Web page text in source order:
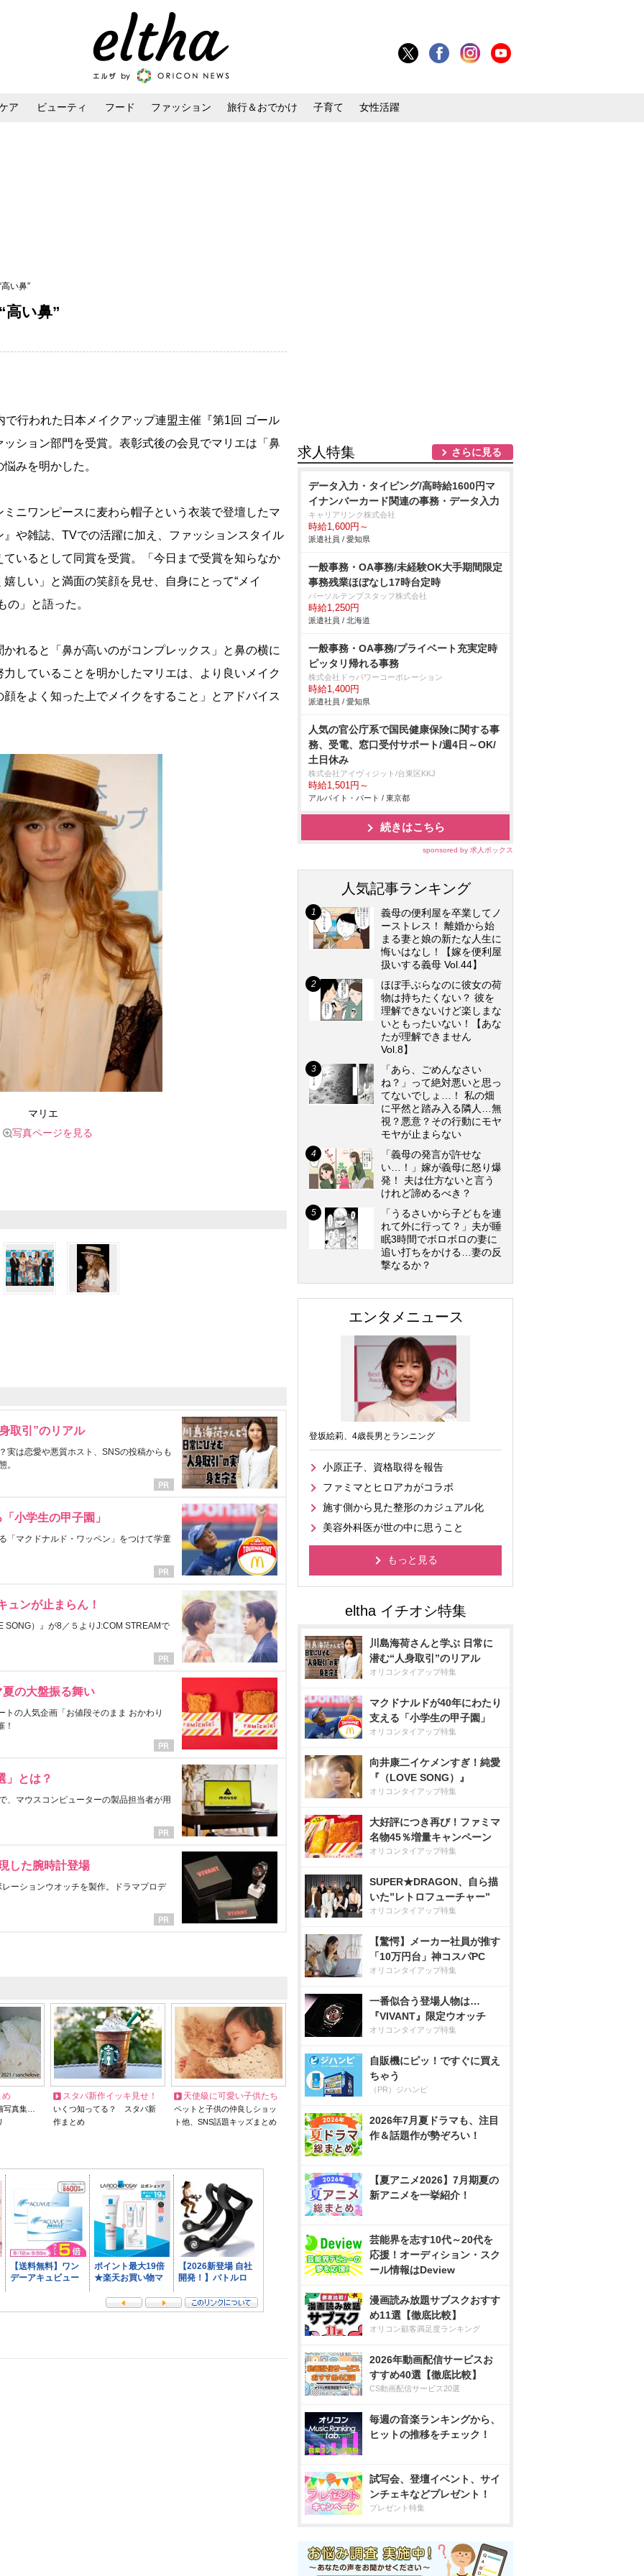
ア ビューティ フード ファッション 旅行＆おでかけ 子育て 女性活躍
い鼻”
い鼻”
行われた日本メイクアップ連盟主催『第1回 ゴール
ション部門を受賞。表彰式後の会見でマリエは「鼻
みを明かした。
ニワンピースに麦わら帽子という衣装で登壇したマ
や雑誌、TVでの活躍に加え、ファッションスタイル
いるとして同賞を受賞。「今日まで受賞を知らなか
しい」と満面の笑顔を見せ、自身にとって“メイ
の」と語った。
れると「鼻が高いのがコンプレックス」と鼻の横に
していることを明かしたマリエは、より良いメイク
をよく知った上でメイクをすること」とアドバイス
マリエ
写真ページを見る
取引”のリアル
実は恋愛や悪質ホスト、SNSの投稿からも
。
小学生の甲子園」
「マクドナルド・ワッペン」をつけて学童
ュンが止まらん！
SONG）』が8／５よりJ:COM STREAMで
の大盤振る舞い
の人気企画「お値段そのまま おかわり
！
」とは？
、マウスコンピューターの製品担当者が用
した腕時計登場
ーションウオッチを製作。ドラマプロデ
め
写真集…
スタバ新作イッキ見せ！
いくつ知ってる？ スタバ新
作まとめ
天使級に可愛い子供たち
ペットと子供の仲良しショッ
ト他、SNS話題キッズまとめ
求人特集 さらに見る
データ入力・タイピング/高時給1600円マ
イナンバーカード関連の事務・データ入力
キャリアリンク株式会社
時給1,600円～
派遣社員 / 愛知県
一般事務・OA事務/未経験OK大手期間限定
事務残業ほぼなし17時台定時
パーソルテンプスタッフ株式会社
時給1,250円
派遣社員 / 北海道
一般事務・OA事務/プライベート充実定時
ピッタリ帰れる事務
株式会社ドゥパワーコーポレーション
時給1,400円
派遣社員 / 愛知県
人気の官公庁系で国民健康保険に関する事
務、受電、窓口受付サポート/週4日～OK/
土日休み
株式会社アイヴィジット/台東区KKJ
時給1,501円～
アルバイト・パート / 東京都
続きはこちら
sponsored by 求人ボックス
人気記事ランキング
義母の便利屋を卒業してノ
ーストレス！ 離婚から始
まる妻と娘の新たな人生に
悔いはなし！【嫁を便利屋
扱いする義母 Vol.44】
ほぼ手ぶらなのに彼女の荷
物は持ちたくない？ 彼を
理解できないけど楽しまな
いともったいない！【あな
たが理解できません
Vol.8】
「あら、ごめんなさい
ね？」って絶対悪いと思っ
てないでしょ…！ 私の畑
に平然と踏み入る隣人…無
視？悪意？その行動にモヤ
モヤが止まらない
「義母の発言が許せな
い…！」嫁が義母に怒り爆
発！ 夫は仕方ないと言う
けれど諦めるべき？
「うるさいから子どもを連
れて外に行って？」夫が睡
眠3時間でボロボロの妻に
追い打ちをかける…妻の反
撃なるか？
エンタメニュース
登坂絵莉、4歳長男とランニング
小原正子、資格取得を報告
ファミマとヒロアカがコラボ
施す側から見た整形のカジュアル化
美容外科医が世の中に思うこと
もっと見る
川島海荷さんと学ぶ 日常に
潜む“人身取引”のリアル
オリコンタイアップ特集
マクドナルドが40年にわたり
支える「小学生の甲子園」
オリコンタイアップ特集
向井康二イケメンすぎ！純愛
『（LOVE SONG）』
オリコンタイアップ特集
大好評につき再び！ファミマ
名物45％増量キャンペーン
オリコンタイアップ特集
SUPER★DRAGON、自ら描
いた”レトロフューチャー”
オリコンタイアップ特集
【驚愕】メーカー社員が推す
「10万円台」神コスパPC
オリコンタイアップ特集
一番似合う登場人物は…
『VIVANT』限定ウオッチ
オリコンタイアップ特集
自販機にピッ！ですぐに買え
ちゃう
（PR）ジハンピ
2026年7月夏ドラマも、注目
作＆話題作が勢ぞろい！
【夏アニメ2026】7月期夏の
新アニメを一挙紹介！
芸能界を志す10代～20代を
応援！オーディション・スク
ール情報はDeview
漫画読み放題サブスクおすす
め11選【徹底比較】
オリコン顧客満足度ランキング
2026年動画配信サービスお
すすめ40選【徹底比較】
CS動画配信サービス20選
毎週の音楽ランキングから、
ヒットの推移をチェック！
試写会、登壇イベント、サイ
ンチェキなどプレゼント！
プレゼント特集